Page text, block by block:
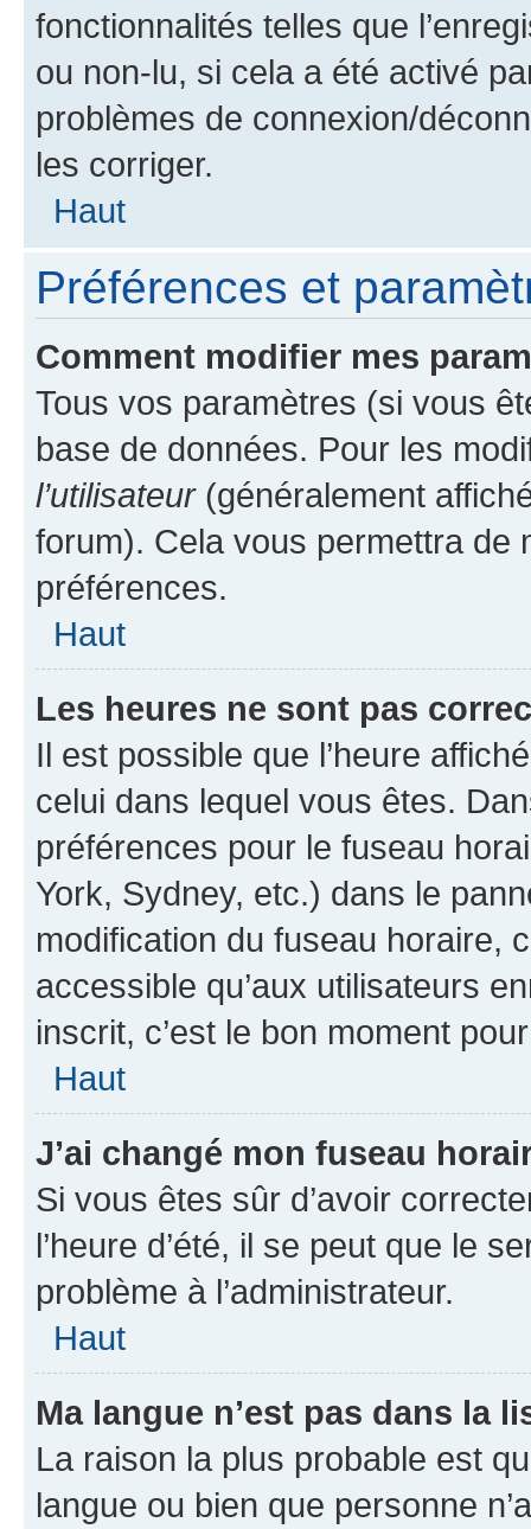
fonctionnalités telles que
ou non-lu, si cela a été activé
problèmes de connexion/
les corriger.
Haut
Préférences et
Comment modifier mes
Tous vos paramètres (si vous
base de données. Pour les
l’utilisateur(généralement
forum). Cela vous permettra de
préférences.
Haut
Les heures ne sont pas
Il est possible que l’heure
celui dans lequel vous êtes.
préférences pour le fuseau
York, Sydney, etc.) dans le
modification du fuseau horaire,
accessible qu’aux utilisateurs
inscrit, c’est le bon moment
Haut
J’ai changé mon fuseau
Si vous êtes sûr d’avoir
l’heure d’été, il se peut que le
problème à l’administrateur.
Haut
Ma langue n’est pas dans la
La raison la plus probable est
langue ou bien que personne